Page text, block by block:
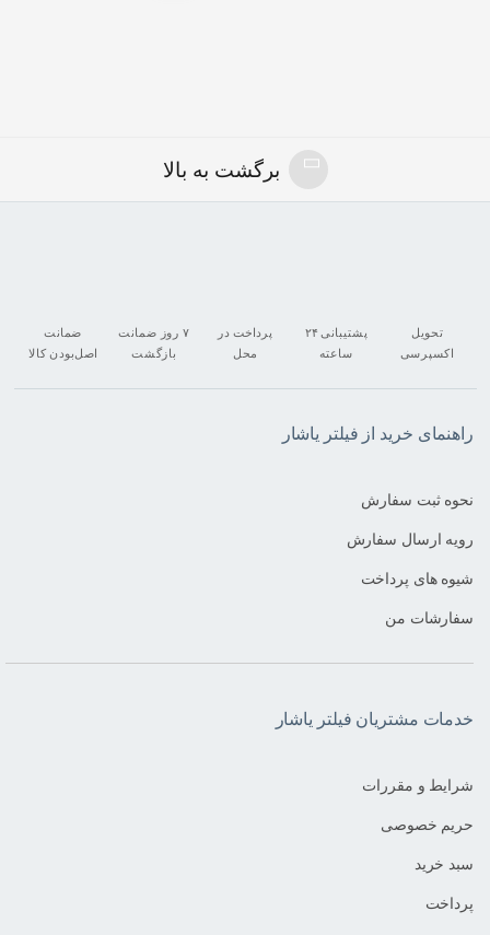
برگشت به بالا
تحویل
اکسپرسی
پشتیبانی ۲۴
ساعته
پرداخت در
محل
۷ روز ضمانت
بازگشت
ضمانت
اصل‌بودن کالا
راهنمای خرید از فیلتر یاشار
نحوه ثبت سفارش
رویه ارسال سفارش
شیوه های پرداخت
سفارشات من
خدمات مشتریان فیلتر یاشار
شرایط و مقررات
حریم خصوصی
سبد خرید
پرداخت